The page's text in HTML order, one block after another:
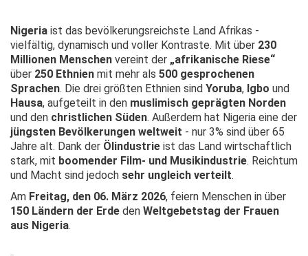
Nigeria ist das bevölkerungsreichste Land Afrikas -
vielfältig, dynamisch und voller Kontraste. Mit über 230
Millionen Menschen vereint der „afrikanische Riese“
über 250 Ethnien mit mehr als 500 gesprochenen
Sprachen. Die drei größten Ethnien sind Yoruba, Igbo und
Hausa, aufgeteilt in den muslimisch geprägten Norden
und den christlichen Süden. Außerdem hat Nigeria eine der
jüngsten Bevölkerungen weltweit - nur 3% sind über 65
Jahre alt. Dank der Ölindustrie ist das Land wirtschaftlich
stark, mit boomender Film- und Musikindustrie. Reichtum
und Macht sind jedoch sehr ungleich verteilt.
Am Freitag, den 06. März 2026, feiern Menschen in über
150 Ländern der Erde den Weltgebetstag der Frauen
aus Nigeria.